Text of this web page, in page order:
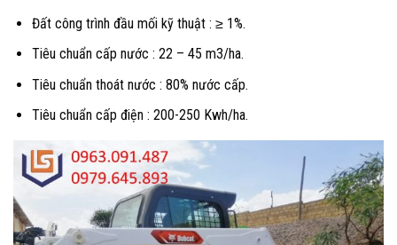
Đất công trình đầu mối kỹ thuật : ≥ 1%.
Tiêu chuẩn cấp nước : 22 – 45 m3/ha.
Tiêu chuẩn thoát nước : 80% nước cấp.
Tiêu chuẩn cấp điện : 200-250 Kwh/ha.